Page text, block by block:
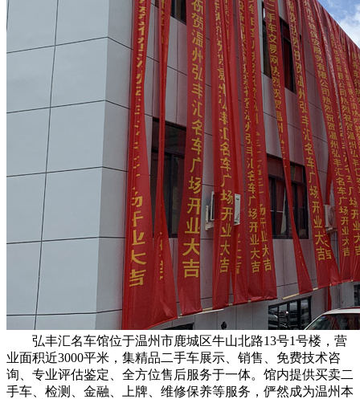
弘丰汇名车馆位于温州市鹿城区牛山北路13号1号楼，营
业面积近3000平米，集精品二手车展示、销售、免费技术咨
询、专业评估鉴定、全方位售后服务于一体。馆内提供买卖二
手车、检测、金融、上牌、维修保养等服务，俨然成为温州本